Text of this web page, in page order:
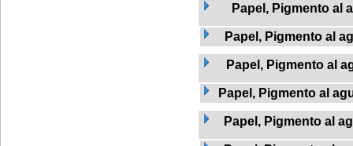
Papel, Pigmento al
Papel, Pigmento al
Papel, Pigmento al
Papel, Pigmento al
Papel, Pigmento al